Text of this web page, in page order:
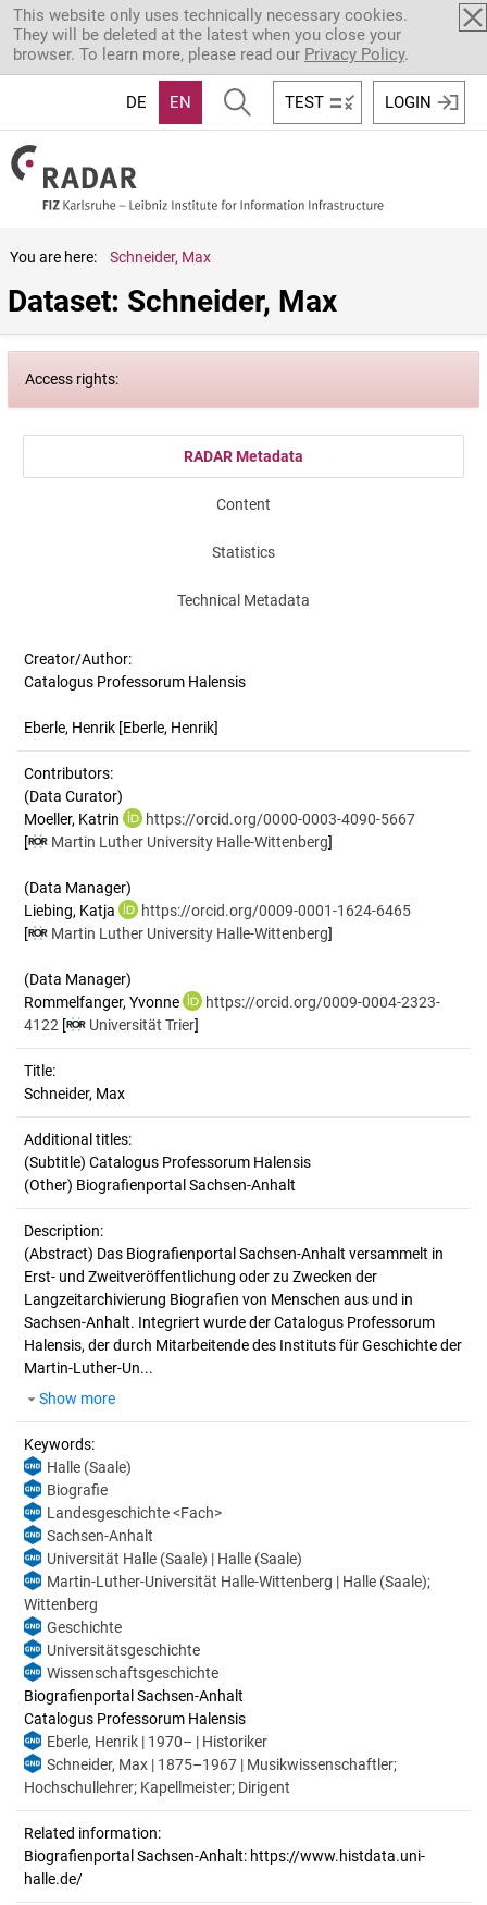
Skip to main content
This website only uses technically necessary cookies.
They will be deleted at the latest when you close your
browser. To learn more, please read our Privacy Policy.
DE EN TEST LOGIN
You are here: Schneider, Max
Dataset: Schneider, Max
Access rights:
RADAR Metadata
Content
Statistics
Technical Metadata
Creator/Author:
Catalogus Professorum Halensis
Eberle, Henrik [Eberle, Henrik]
Contributors:
(Data Curator)
Moeller, Katrin
https://orcid.org/0000-0003-4090-5667
[
Martin Luther University Halle-Wittenberg]
(Data Manager)
Liebing, Katja
https://orcid.org/0009-0001-1624-6465
[
Martin Luther University Halle-Wittenberg]
(Data Manager)
Rommelfanger, Yvonne
https://orcid.org/0009-0004-2323-
4122 [ Universität Trier]
Title:
Schneider, Max
Additional titles:
(Subtitle) Catalogus Professorum Halensis
(Other) Biografienportal Sachsen-Anhalt
Description:
(Abstract) Das Biografienportal Sachsen-Anhalt versammelt in
Erst- und Zweitveröffentlichung oder zu Zwecken der
Langzeitarchivierung Biografien von Menschen aus und in
Sachsen-Anhalt. Integriert wurde der Catalogus Professorum
Halensis, der durch Mitarbeitende des Instituts für Geschichte der
Martin-Luther-Un...
Show more
Keywords:
Halle (Saale)
Biografie
Landesgeschichte <Fach>
Sachsen-Anhalt
Universität Halle (Saale) | Halle (Saale)
Martin-Luther-Universität Halle-Wittenberg | Halle (Saale);
Wittenberg
Geschichte
Universitätsgeschichte
Wissenschaftsgeschichte
Biografienportal Sachsen-Anhalt
Catalogus Professorum Halensis
Eberle, Henrik | 1970– | Historiker
Schneider, Max | 1875–1967 | Musikwissenschaftler;
Hochschullehrer; Kapellmeister; Dirigent
Related information:
Biografienportal Sachsen-Anhalt: https://www.histdata.uni-
halle.de/